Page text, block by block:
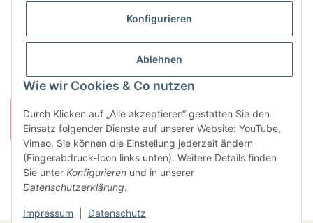
Konfigurieren
Ablehnen
Wie wir Cookies & Co nutzen
Durch Klicken auf „Alle akzeptieren“ gestatten Sie den
Einsatz folgender Dienste auf unserer Website: YouTube,
Vimeo. Sie können die Einstellung jederzeit ändern
(Fingerabdruck-Icon links unten). Weitere Details finden
Sie unter Konfigurieren und in unserer
Datenschutzerklärung.
Impressum Datenschutz
Gesetzliche Informationen
Vertrag widerrufen